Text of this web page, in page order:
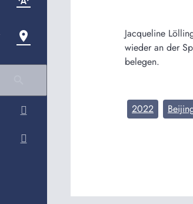
Jacqueline
wieder an der
belegen.
2022